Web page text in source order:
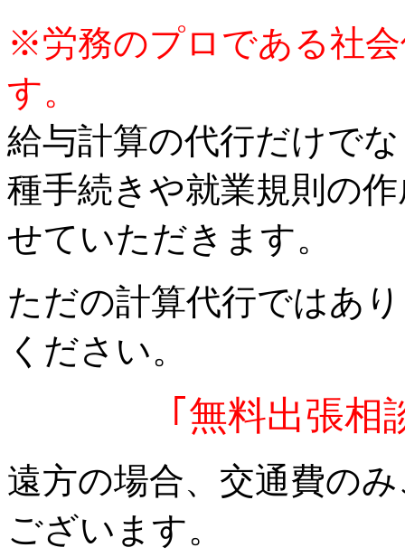
※労務のプロである社
す。
給与計算の代行だけで
種手続きや就業規則の
せていただきます。
ただの計算代行ではあ
ください。
｢無料出張相
遠方の場合、交通費の
ございます。